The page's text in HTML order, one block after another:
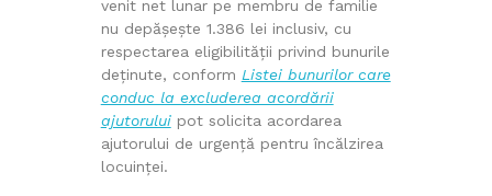
venit net lunar pe membru de familie
nu depășește 1.386 lei inclusiv, cu
respectarea eligibilității privind bunurile
deținute, conform Listei bunurilor care
conduc la excluderea acordării
ajutorului pot solicita acordarea
ajutorului de urgență pentru încălzirea
locuinței.